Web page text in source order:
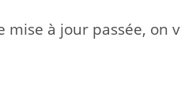
mise à jour passée, on